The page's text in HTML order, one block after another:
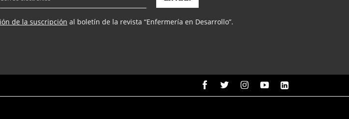
de la suscripción al boletín de la revista “Enfermería en Desarrollo”.